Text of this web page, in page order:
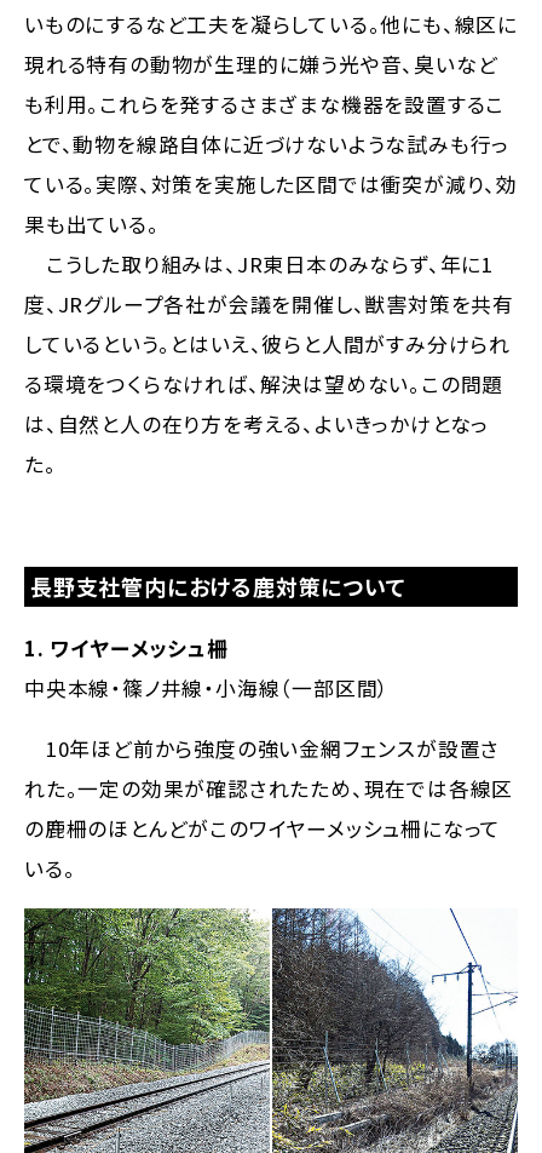
いものにするなど工夫を凝らしている。他にも、線区に
現れる特有の動物が生理的に嫌う光や音、臭いなど
も利用。これらを発するさまざまな機器を設置するこ
とで、動物を線路自体に近づけないような試みも行っ
ている。実際、対策を実施した区間では衝突が減り、効
果も出ている。
こうした取り組みは、JR東日本のみならず、年に1
度、JRグループ各社が会議を開催し、獣害対策を共有
しているという。とはいえ、彼らと人間がすみ分けられ
る環境をつくらなければ、解決は望めない。この問題
は、自然と人の在り方を考える、よいきっかけとなっ
た。
長野支社管内における鹿対策について
1. ワイヤーメッシュ柵
中央本線・篠ノ井線・小海線（一部区間）
10年ほど前から強度の強い金網フェンスが設置さ
れた。一定の効果が確認されたため、現在では各線区
の鹿柵のほとんどがこのワイヤーメッシュ柵になって
いる。